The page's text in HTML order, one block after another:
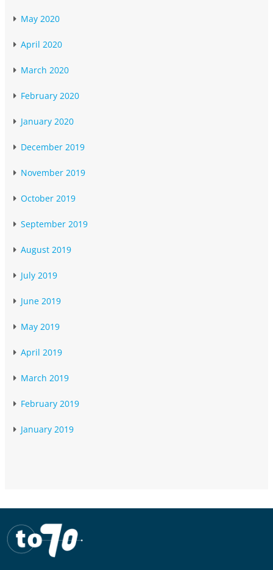
May 2020
April 2020
March 2020
February 2020
January 2020
December 2019
November 2019
October 2019
September 2019
August 2019
July 2019
June 2019
May 2019
April 2019
March 2019
February 2019
January 2019